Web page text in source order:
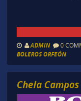
ADMIN 0
BOLEROS ORFEÓN
Chela